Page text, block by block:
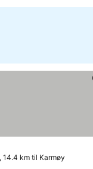
14.4 km til Karmøy